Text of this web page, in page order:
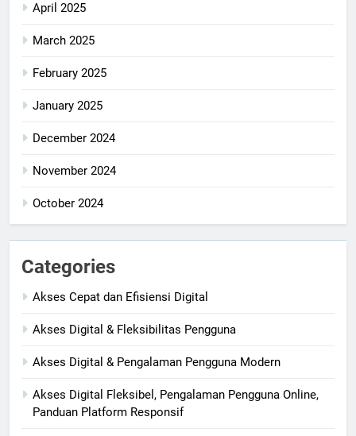
April 2025
March 2025
February 2025
January 2025
December 2024
November 2024
October 2024
Categories
Akses Cepat dan Efisiensi Digital
Akses Digital & Fleksibilitas Pengguna
Akses Digital & Pengalaman Pengguna Modern
Akses Digital Fleksibel, Pengalaman Pengguna Online,
Panduan Platform Responsif